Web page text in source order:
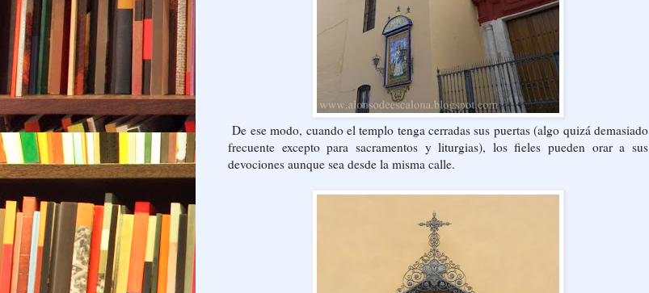
De ese modo, cuando el templo tenga cerradas sus puertas (algo quizá demasiado
frecuente excepto para sacramentos y liturgias), los fieles pueden orar a sus
devociones aunque sea desde la misma calle.